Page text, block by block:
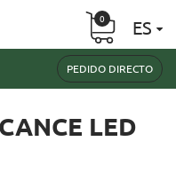
PEDIDO DIRECTO
ES
0
LED